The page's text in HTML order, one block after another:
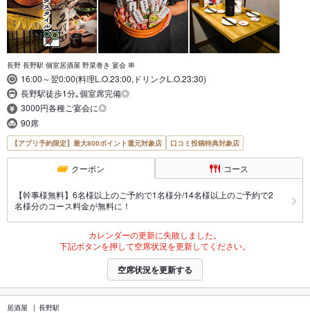
長野 長野駅 個室居酒屋 野菜巻き 宴会 串
16:00～翌0:00(料理L.O.23:00,ドリンクL.O.23:30)
長野駅徒歩1分｡個室席完備◎
3000円各種ご宴会に◎
90席
【アプリ予約限定】最大800ポイント還元対象店 口コミ投稿特典対象店
クーポン コース
【幹事様無料】6名様以上のご予約で1名様分/14名様以上のご予約で2
名様分のコース料金が無料に！
カレンダーの更新に失敗しました。
下記ボタンを押して空席状況を更新してください。
空席状況を更新する
居酒屋 長野駅